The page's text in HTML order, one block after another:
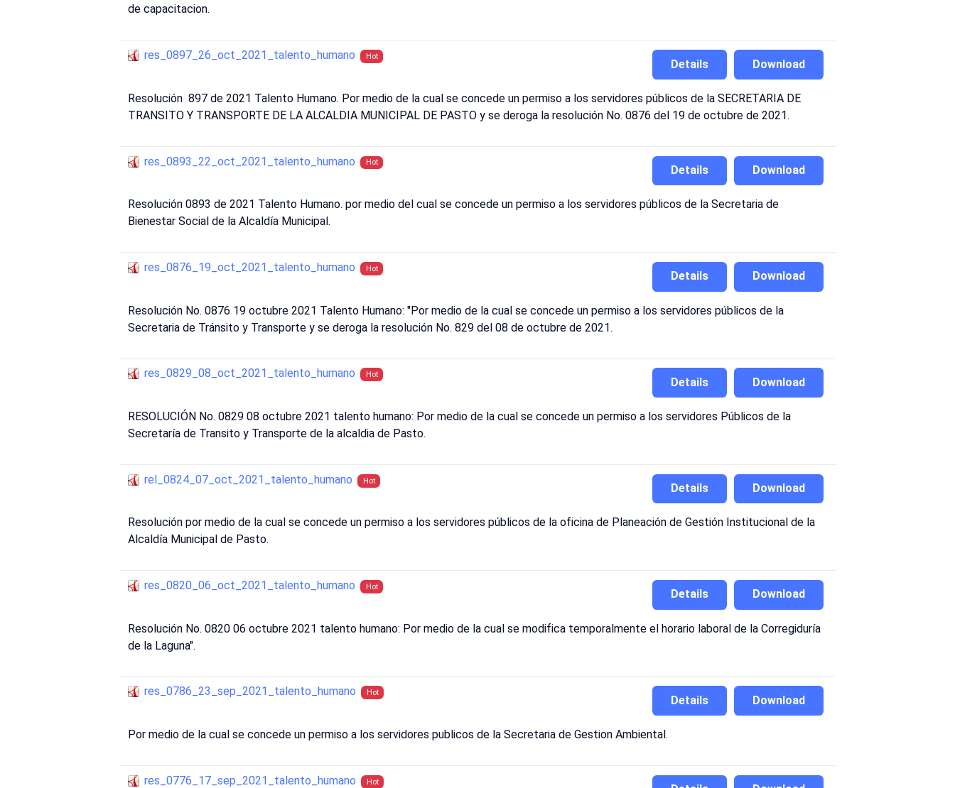
de capacitacion.
res_0897_26_oct_2021_talento_humano Hot
Download
Details
Resolución 897 de 2021 Talento Humano. Por medio de la cual se concede un permiso a los servidores públicos de la SECRETARIA DE
TRANSITO Y TRANSPORTE DE LA ALCALDIA MUNICIPAL DE PASTO y se deroga la resolución No. 0876 del 19 de octubre de 2021.
res_0893_22_oct_2021_talento_humano Hot
Download
Details
Resolución 0893 de 2021 Talento Humano. por medio del cual se concede un permiso a los servidores públicos de la Secretaria de
Bienestar Social de la Alcaldía Municipal.
res_0876_19_oct_2021_talento_humano Hot
Download
Details
Resolución No. 0876 19 octubre 2021 Talento Humano: "Por medio de la cual se concede un permiso a los servidores públicos de la
Secretaria de Tránsito y Transporte y se deroga la resolución No. 829 del 08 de octubre de 2021.
res_0829_08_oct_2021_talento_humano Hot
Download
Details
RESOLUCIÓN No. 0829 08 octubre 2021 talento humano: Por medio de la cual se concede un permiso a los servidores Públicos de la
Secretaría de Transito y Transporte de la alcaldia de Pasto.
rel_0824_07_oct_2021_talento_humano Hot
Download
Details
Resolución por medio de la cual se concede un permiso a los servidores públicos de la oficina de Planeación de Gestión Institucional de la
Alcaldía Municipal de Pasto.
res_0820_06_oct_2021_talento_humano Hot
Download
Details
Resolución No. 0820 06 octubre 2021 talento humano: Por medio de la cual se modifica temporalmente el horario laboral de la Corregiduría
de la Laguna".
res_0786_23_sep_2021_talento_humano Hot
Download
Details
Por medio de la cual se concede un permiso a los servidores publicos de la Secretaria de Gestion Ambiental.
res_0776_17_sep_2021_talento_humano Hot